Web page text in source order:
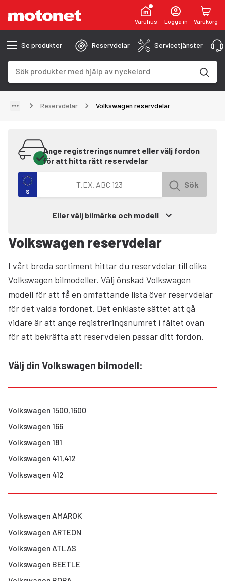
Varuhus Logga in Varukorg
Se produkter Reservdelar Servicetjänster
Reservdelar Volkswagen reservdelar
Ange registreringsnumret eller välj fordon
för att hitta rätt reservdelar
S
Sök efter fordon med registreringsnummer
Sök
Eller välj bilmärke och modell
Volkswagen reservdelar
I vårt breda sortiment hittar du reservdelar till olika
Volkswagen bilmodeller. Välj önskad Volkswagen
modell för att få en omfattande lista över reservdelar
för det valda fordonet. Det enklaste sättet att gå
vidare är att ange registreringsnumret i fältet ovan
för att bekräfta att reservdelen passar ditt fordon.
Välj din Volkswagen bilmodell:
Volkswagen 1500,1600
Volkswagen 166
Volkswagen 181
Volkswagen 411,412
Volkswagen 412
Volkswagen AMAROK
Volkswagen ARTEON
Volkswagen ATLAS
Volkswagen BEETLE